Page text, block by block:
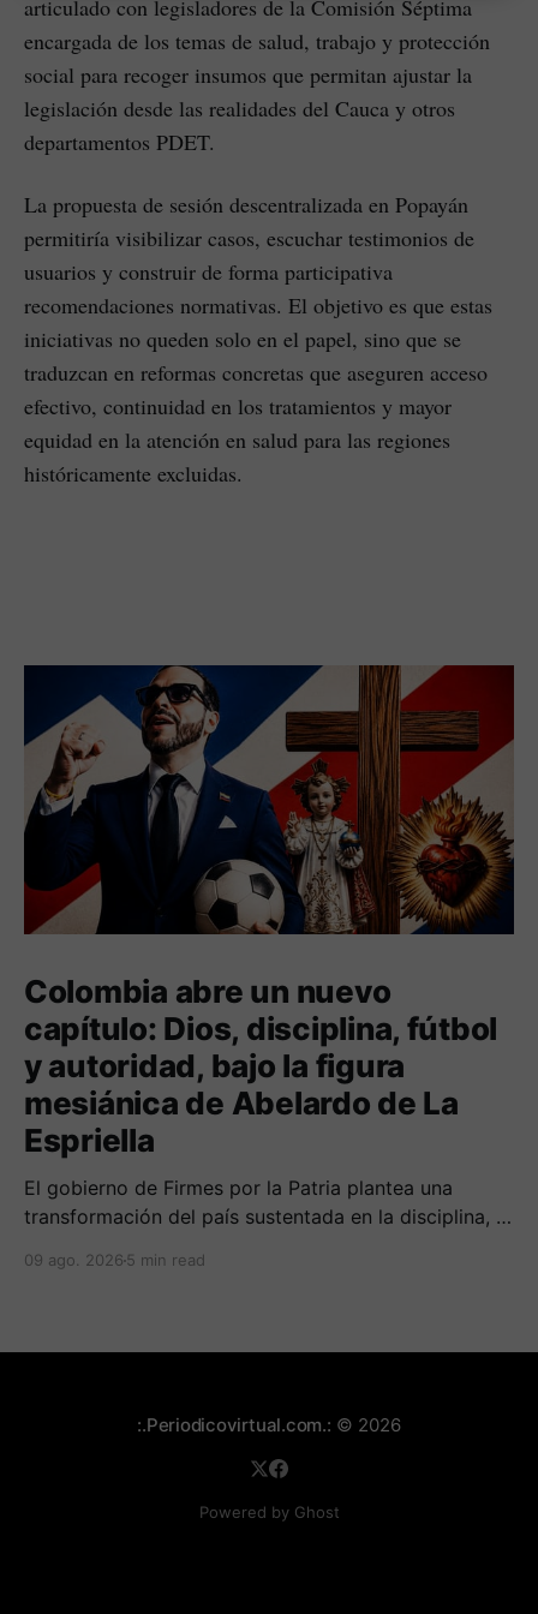
articulado con legisladores de la Comisión Séptima
encargada de los temas de salud, trabajo y protección
social para recoger insumos que permitan ajustar la
legislación desde las realidades del Cauca y otros
departamentos PDET.
La propuesta de sesión descentralizada en Popayán
permitiría visibilizar casos, escuchar testimonios de
usuarios y construir de forma participativa
recomendaciones normativas. El objetivo es que estas
iniciativas no queden solo en el papel, sino que se
traduzcan en reformas concretas que aseguren acceso
efectivo, continuidad en los tratamientos y mayor
equidad en la atención en salud para las regiones
históricamente excluidas.
Colombia abre un nuevo
capítulo: Dios, disciplina, fútbol
y autoridad, bajo la figura
mesiánica de Abelardo de La
Espriella
El gobierno de Firmes por la Patria plantea una
transformación del país sustentada en la disciplina, el
una mayor presencia de los uniformados en el
09 ago. 2026 5 min read
:.Periodicovirtual.com.: © 2026
Powered by Ghost